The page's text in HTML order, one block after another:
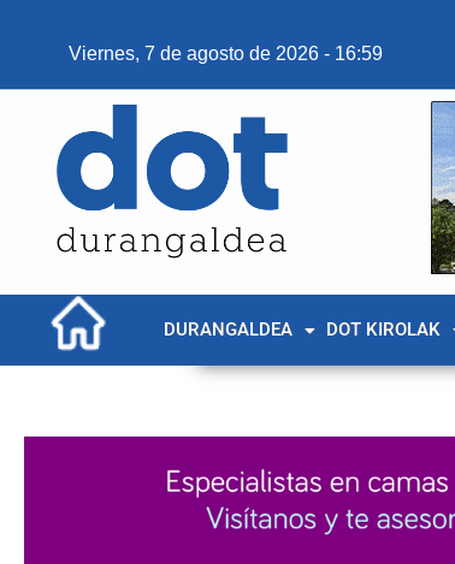
Viernes, 7 de agosto de 2026 - 16:59
DURANGALDEA DOT KIROLAK